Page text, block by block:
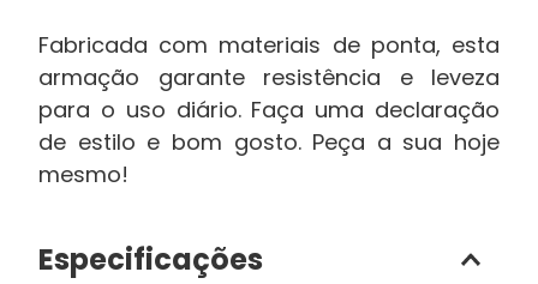
Fabricada com materiais de ponta, esta
armação garante resistência e leveza
para o uso diário. Faça uma declaração
de estilo e bom gosto. Peça a sua hoje
mesmo!
Especificações